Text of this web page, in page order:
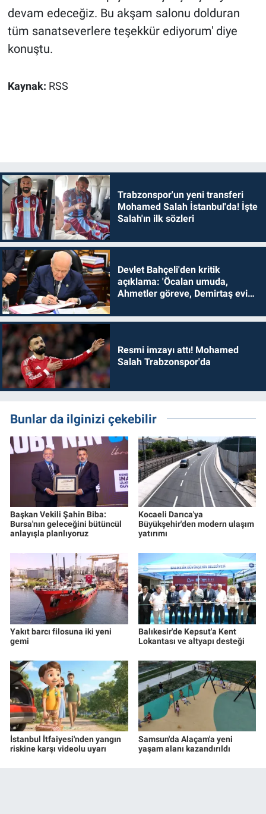
devam edeceğiz. Bu akşam salonu dolduran
tüm sanatseverlere teşekkür ediyorum' diye
konuştu.
Kaynak: RSS
Trabzonspor'un yeni transferi
Mohamed Salah İstanbul'da! İşte
Salah'ın ilk sözleri
Devlet Bahçeli'den kritik
açıklama: 'Öcalan umuda,
Ahmetler göreve, Demirtaş evine
Resmi imzayı attı! Mohamed
Salah Trabzonspor'da
Bunlar da ilginizi çekebilir
Başkan Vekili Şahin Biba:
Bursa'nın geleceğini bütüncül
anlayışla planlıyoruz
Kocaeli Darıca'ya
Büyükşehir'den modern ulaşım
yatırımı
Yakıt barcı filosuna iki yeni
gemi
Balıkesir'de Kepsut'a Kent
Lokantası ve altyapı desteği
İstanbul İtfaiyesi'nden yangın
riskine karşı videolu uyarı
Samsun'da Alaçam'a yeni
yaşam alanı kazandırıldı